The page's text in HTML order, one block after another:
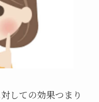
しての効果つまり